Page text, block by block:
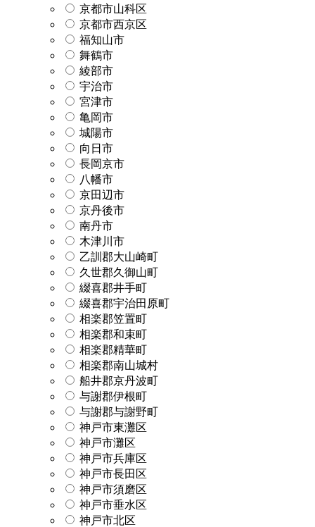
京都市山科区
京都市西京区
福知山市
舞鶴市
綾部市
宇治市
宮津市
亀岡市
城陽市
向日市
長岡京市
八幡市
京田辺市
京丹後市
南丹市
木津川市
乙訓郡大山崎町
久世郡久御山町
綴喜郡井手町
綴喜郡宇治田原町
相楽郡笠置町
相楽郡和束町
相楽郡精華町
相楽郡南山城村
船井郡京丹波町
与謝郡伊根町
与謝郡与謝野町
神戸市東灘区
神戸市灘区
神戸市兵庫区
神戸市長田区
神戸市須磨区
神戸市垂水区
神戸市北区